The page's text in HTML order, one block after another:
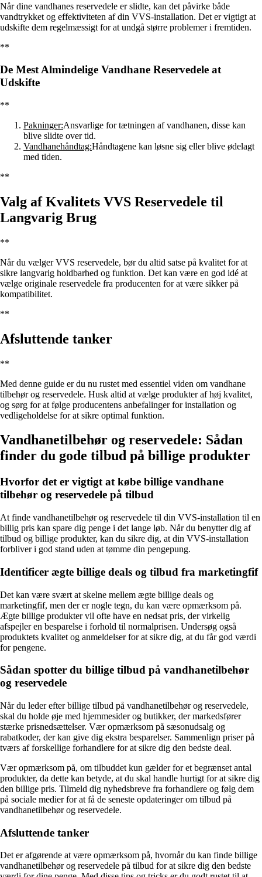
Når dine vandhanes reservedele er slidte, kan det påvirke både
vandtrykket og effektiviteten af din VVS-installation. Det er vigtigt at
udskifte dem regelmæssigt for at undgå større problemer i fremtiden.
**
De Mest Almindelige Vandhane Reservedele at
Udskifte
**
Pakninger:Ansvarlige for tætningen af vandhanen, disse kan
blive slidte over tid.
Vandhanehåndtag:Håndtagene kan løsne sig eller blive ødelagt
med tiden.
**
Valg af Kvalitets VVS Reservedele til
Langvarig Brug
**
Når du vælger VVS reservedele, bør du altid satse på kvalitet for at
sikre langvarig holdbarhed og funktion. Det kan være en god idé at
vælge originale reservedele fra producenten for at være sikker på
kompatibilitet.
**
Afsluttende tanker
**
Med denne guide er du nu rustet med essentiel viden om vandhane
tilbehør og reservedele. Husk altid at vælge produkter af høj kvalitet,
og sørg for at følge producentens anbefalinger for installation og
vedligeholdelse for at sikre optimal funktion.
Vandhanetilbehør og reservedele: Sådan
finder du gode tilbud på billige produkter
Hvorfor det er vigtigt at købe billige vandhane
tilbehør og reservedele på tilbud
At finde vandhanetilbehør og reservedele til din VVS-installation til en
billig pris kan spare dig penge i det lange løb. Når du benytter dig af
tilbud og billige produkter, kan du sikre dig, at din VVS-installation
forbliver i god stand uden at tømme din pengepung.
Identificer ægte billige deals og tilbud fra marketingfif
Det kan være svært at skelne mellem ægte billige deals og
marketingfif, men der er nogle tegn, du kan være opmærksom på.
Ægte billige produkter vil ofte have en nedsat pris, der virkelig
afspejler en besparelse i forhold til normalprisen. Undersøg også
produktets kvalitet og anmeldelser for at sikre dig, at du får god værdi
for pengene.
Sådan spotter du billige tilbud på vandhanetilbehør
og reservedele
Når du leder efter billige tilbud på vandhanetilbehør og reservedele,
skal du holde øje med hjemmesider og butikker, der markedsfører
stærke prisnedsættelser. Vær opmærksom på sæsonudsalg og
rabatkoder, der kan give dig ekstra besparelser. Sammenlign priser på
tværs af forskellige forhandlere for at sikre dig den bedste deal.
Vær opmærksom på, om tilbuddet kun gælder for et begrænset antal
produkter, da dette kan betyde, at du skal handle hurtigt for at sikre dig
den billige pris. Tilmeld dig nyhedsbreve fra forhandlere og følg dem
på sociale medier for at få de seneste opdateringer om tilbud på
vandhanetilbehør og reservedele.
Afsluttende tanker
Det er afgørende at være opmærksom på, hvornår du kan finde billige
vandhanetilbehør og reservedele på tilbud for at sikre dig den bedste